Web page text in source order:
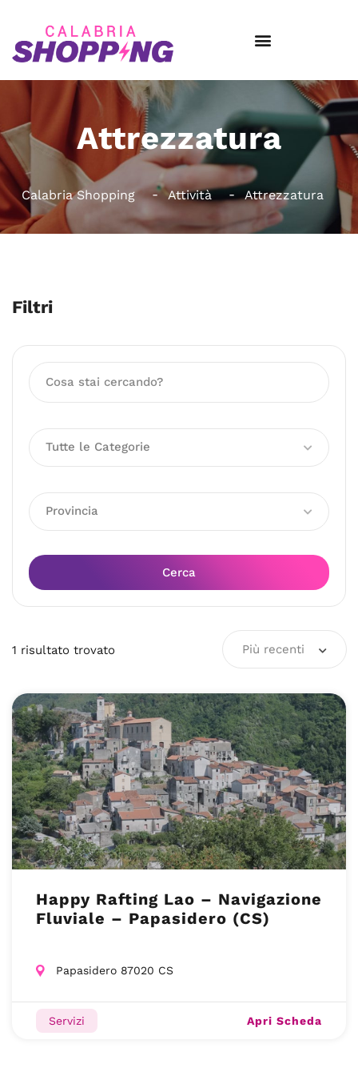
Attrezzatura
Calabria Shopping Attività Attrezzatura
Filtri
Tutte le Categorie
Provincia
Cerca
1 risultato trovato Più recenti
Happy Rafting Lao – Navigazione
Fluviale – Papasidero (CS)
Papasidero 87020 CS
Servizi Apri Scheda